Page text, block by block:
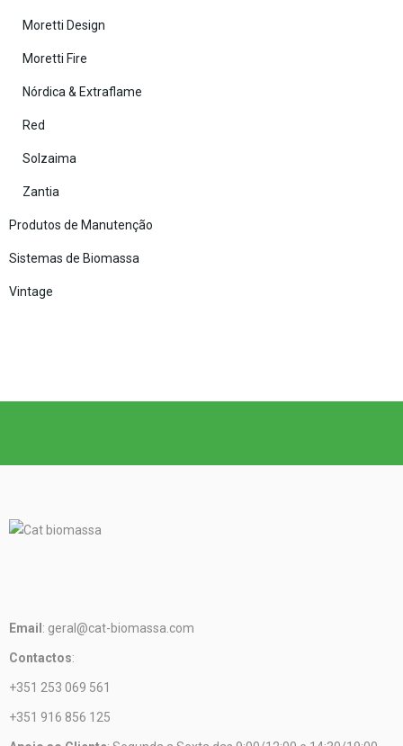
Moretti Design
Moretti Fire
Nórdica & Extraflame
Red
Solzaima
Zantia
Produtos de Manutenção
Sistemas de Biomassa
Vintage
Email : geral@cat-biomassa.com
Contactos:
+351 253 069 561
+351 916 856 125